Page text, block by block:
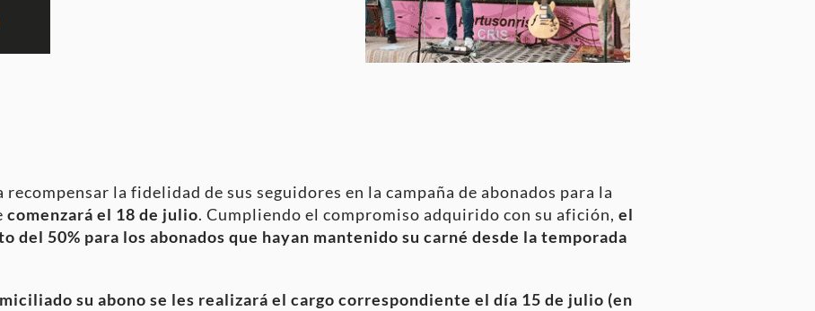
la fidelidad de sus seguidores en la campaña de abonados para la
comenzará el 18 de julio. Cumpliendo el compromiso adquirido con su afición, el
del 50% para los abonados que hayan mantenido su carné desde la temporada
su abono se les realizará el cargo correspondiente el día 15 de julio (en